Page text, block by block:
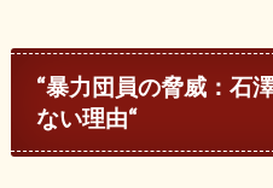
“暴力団員の脅威：石
ない理由“